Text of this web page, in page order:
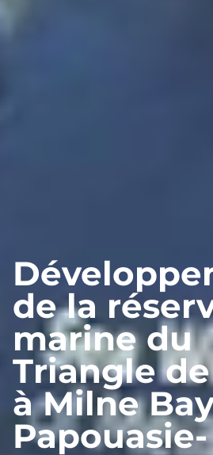
de la
marine du
Triangle
à Milne
Papouasie-